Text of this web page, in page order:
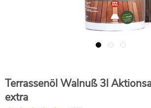
Terrassenöl Walnuß 3l
extra